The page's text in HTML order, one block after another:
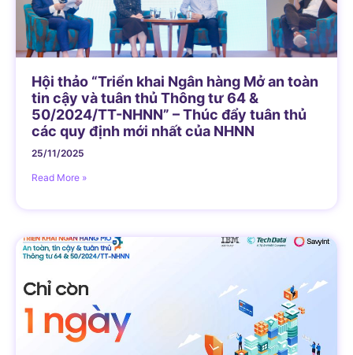
Hội thảo “Triển khai Ngân hàng Mở an toàn
tin cậy và tuân thủ Thông tư 64 &
50/2024/TT-NHNN” – Thúc đẩy tuân thủ
các quy định mới nhất của NHNN
25/11/2025
Read More »